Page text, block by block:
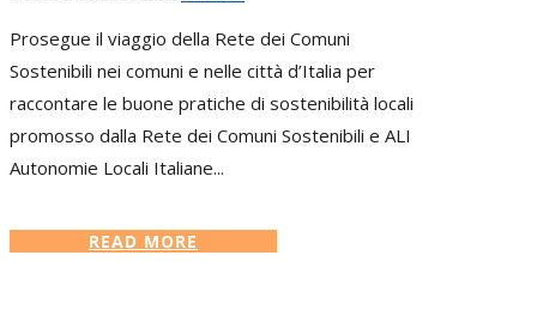
Prosegue il viaggio della Rete dei Comuni
Sostenibili nei comuni e nelle città d’Italia per
raccontare le buone pratiche di sostenibilità locali
promosso dalla Rete dei Comuni Sostenibili e ALI
Autonomie Locali Italiane...
READ MORE